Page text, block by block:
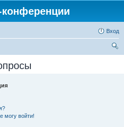
конференции
Вход
могу войти!